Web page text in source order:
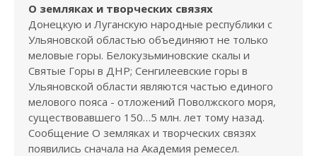
О земляках и творческих связях
Донецкую и Луганскую народные республики с
Ульяновской областью объединяют не только
меловые горы. Белокузьминовские скалы и
Святые Горы в ДНР; Сенгилеевские горы в
Ульяновской области являются частью единого
мелового пояса - отложений Поволжского моря,
существовавшего 150…5 млн. лет тому назад.
Сообщение О земляках и творческих связях
появились сначала на Академия ремесел.